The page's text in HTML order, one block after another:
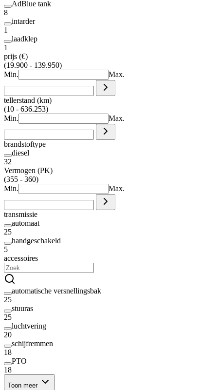
AdBlue tank
8
intarder
1
laadklep
1
prijs (€)
(19.900 - 139.950)
Min.
Max.
tellerstand (km)
(10 - 636.253)
Min.
Max.
brandstoftype
diesel
32
Vermogen (PK)
(355 - 360)
Min.
Max.
transmissie
automaat
25
handgeschakeld
5
accessoires
automatische versnellingsbak
25
stuuras
25
luchtvering
20
schijfremmen
18
PTO
18
Toon meer